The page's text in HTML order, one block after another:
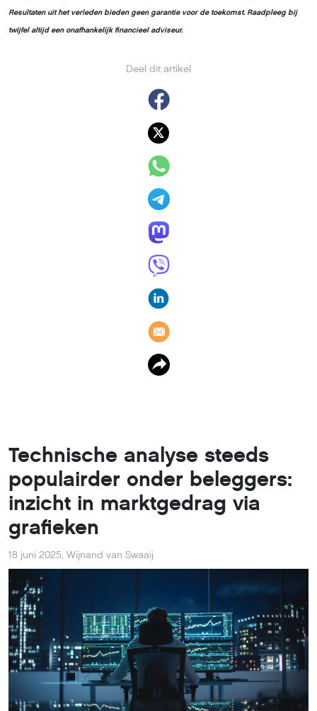
Deel dit artikel
Resultaten uit het verleden bieden geen garantie voor de toekomst. Raadpleeg bij
twijfel altijd een onafhankelijk financieel adviseur.
Technische analyse steeds
populairder onder beleggers:
inzicht in marktgedrag via
grafieken
18 juni 2025, Wijnand van Swaaij